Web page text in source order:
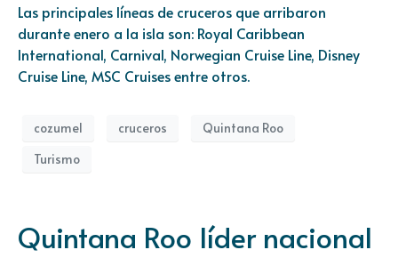
Las principales líneas de cruceros que arribaron
durante enero a la isla son: Royal Caribbean
International, Carnival, Norwegian Cruise Line, Disney
Cruise Line, MSC Cruises entre otros.
cozumel cruceros
Quintana Roo
Turismo
Quintana Roo líder nacional